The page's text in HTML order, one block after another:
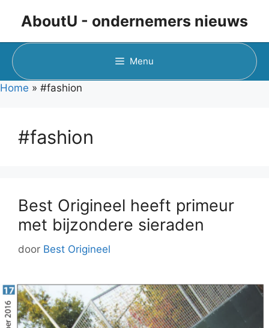
inhoud
AboutU - ondernemers nieuws
Menu
Home » #fashion
#fashion
Best Origineel heeft primeur
met bijzondere sieraden
door Best Origineel